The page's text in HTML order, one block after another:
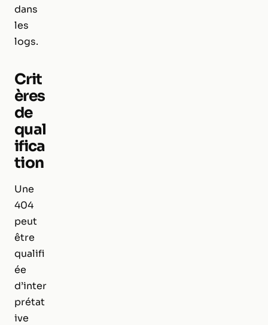
dans
les
logs.
Crit
ères
de
qual
ifica
tion
Une
404
peut
être
qualifi
ée
d’inter
prétat
ive